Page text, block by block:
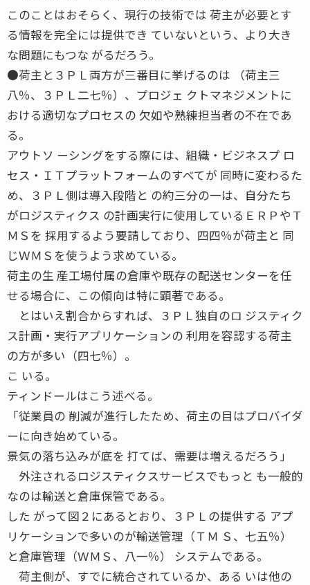
このことはおそらく、現行の技術では 荷主が必要とす
る情報を完全には提供でき ていないという、より大き
な問題にもつな がるだろう。
●荷主と３ＰＬ両方が三番目に挙げるのは （荷主三
八％、３ＰＬ二七％）、プロジェ クトマネジメントに
おける適切なプロセスの 欠如や熟練担当者の不在であ
る。
アウトソ ーシングをする際には、組織・ビジネスプ ロ
セス・ＩＴプラットフォームのすべてが 同時に変わるた
め、３ＰＬ側は導入段階と の約三分の一は、自分たち
がロジスティクス の計画実行に使用しているＥＲＰやＴ
ＭＳを 採用するよう要請しており、四四％が荷主と 同
じＷＭＳを使うよう求めている。
荷主の生 産工場付属の倉庫や既存の配送センターを任
せる場合に、この傾向は特に顕著である。
とはいえ割合からすれば、３ＰＬ独自のロ ジスティク
ス計画・実行アプリケーションの 利用を容認する荷主
の方が多い（四七％）。
こ いる。
ティンドールはこう述べる。
「従業員の 削減が進行したため、荷主の目はプロバイダ
ーに向き始めている。
景気の落ち込みが底を 打てば、需要は増えるだろう」
外注されるロジスティクスサービスでもっと も一般的
なのは輸送と倉庫保管である。
した がって図２にあるとおり、３ＰＬの提供する アプ
リケーションで多いのが輸送管理（ＴＭ Ｓ、七五％）
と倉庫管理（ＷＭＳ、八一％） システムである。
荷主側が、すでに統合されているか、ある いは他の